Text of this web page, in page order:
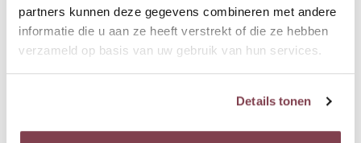
partners kunnen deze gegevens combineren met andere
informatie die u aan ze heeft verstrekt of die ze hebben
verzameld op basis van uw gebruik van hun services.
Details tonen
Service